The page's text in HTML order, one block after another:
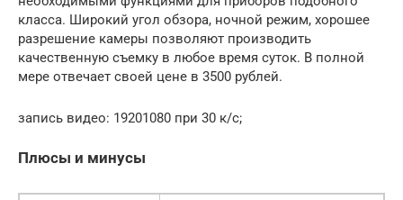
класса. Широкий угол обзора, ночной режим, хорошее
разрешение камеры позволяют производить
качественную съемку в любое время суток. В полной
мере отвечает своей цене в 3500 рублей.
запись видео: 19201080 при 30 к/с;
Плюсы и минусы